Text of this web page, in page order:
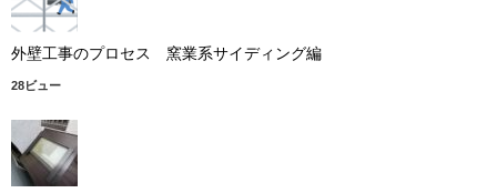
外壁工事のプロセス 窯業系サイディング編
28ビュー